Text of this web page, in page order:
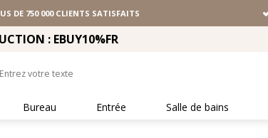
DE 750 000 CLIENTS SATISFAITS
: EBUY10%FR
Bureau Entrée Salle de bains